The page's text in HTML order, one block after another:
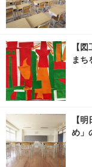
【
まち
【
め」